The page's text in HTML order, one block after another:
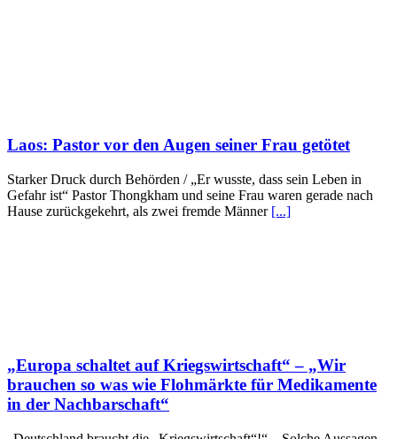
Laos: Pastor vor den Augen seiner Frau getötet
Starker Druck durch Behörden / „Er wusste, dass sein Leben in
Gefahr ist“ Pastor Thongkham und seine Frau waren gerade nach
Hause zurückgekehrt, als zwei fremde Männer [...]
„Europa schaltet auf Kriegswirtschaft“ – „Wir
brauchen so was wie Flohmärkte für Medikamente
in der Nachbarschaft“